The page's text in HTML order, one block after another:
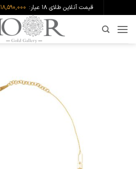
to
content
قیمت آنلاین طلای ۱۸ عیار: 18,590,000 تومان